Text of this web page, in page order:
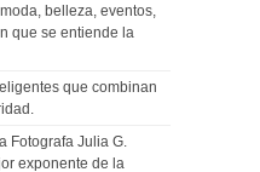
belleza, eventos,
que se entiende la
que combinan
Fotografa Julia G.
exponente de la